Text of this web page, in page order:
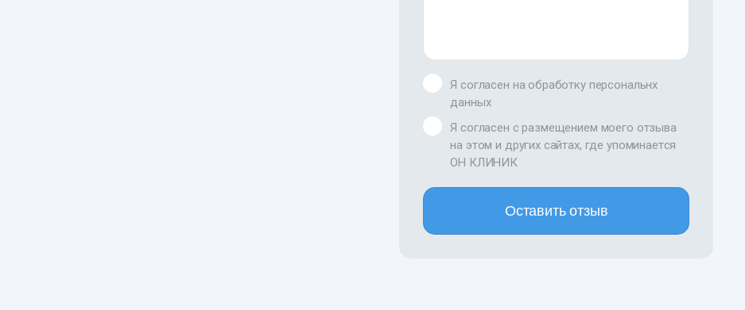
Я согласен на обработку персональнх
данных
Я согласен с размещением моего отзыва
на этом и других сайтах, где упоминается
ОН КЛИНИК
Оставить отзыв